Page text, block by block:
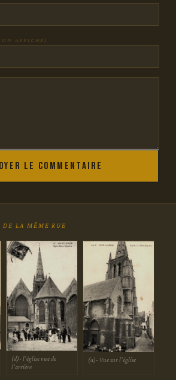
AFFICHÉ)
le commentaire
DE LA MÊME RUE
(d)- l'église vue de
l'arrière
(a)- Vue sur l'église